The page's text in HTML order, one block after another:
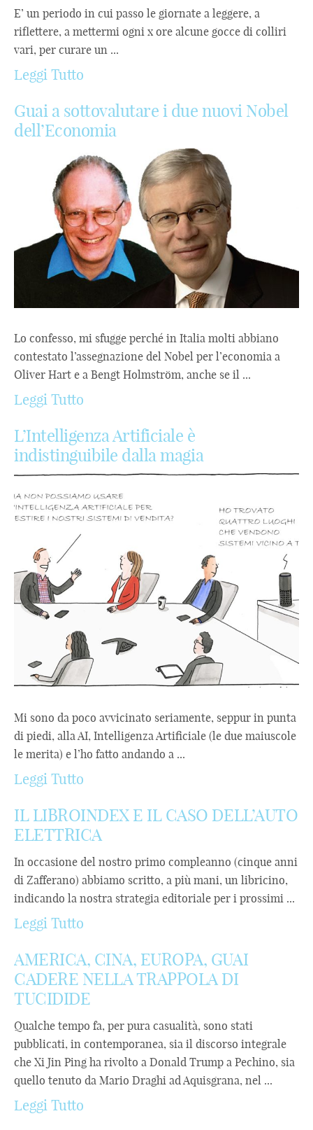
E’ un periodo in cui passo le giornate a leggere, a
riflettere, a mettermi ogni x ore alcune gocce di colliri
vari, per curare un ...
Leggi Tutto
Guai a sottovalutare i due nuovi Nobel
dell’Economia
Lo confesso, mi sfugge perché in Italia molti abbiano
contestato l’assegnazione del Nobel per l’economia a
Oliver Hart e a Bengt Holmström, anche se il ...
Leggi Tutto
L’Intelligenza Artificiale è
indistinguibile dalla magia
Mi sono da poco avvicinato seriamente, seppur in punta
di piedi, alla AI, Intelligenza Artificiale (le due maiuscole
le merita) e l’ho fatto andando a ...
Leggi Tutto
IL LIBROINDEX E IL CASO DELL’AUTO
ELETTRICA
In occasione del nostro primo compleanno (cinque anni
di Zafferano) abbiamo scritto, a più mani, un libricino,
indicando la nostra strategia editoriale per i prossimi ...
Leggi Tutto
AMERICA, CINA, EUROPA, GUAI
CADERE NELLA TRAPPOLA DI
TUCIDIDE
Qualche tempo fa, per pura casualità, sono stati
pubblicati, in contemporanea, sia il discorso integrale
che Xi Jin Ping ha rivolto a Donald Trump a Pechino, sia
quello tenuto da Mario Draghi ad Aquisgrana, nel ...
Leggi Tutto